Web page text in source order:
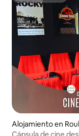
Alojamiento en